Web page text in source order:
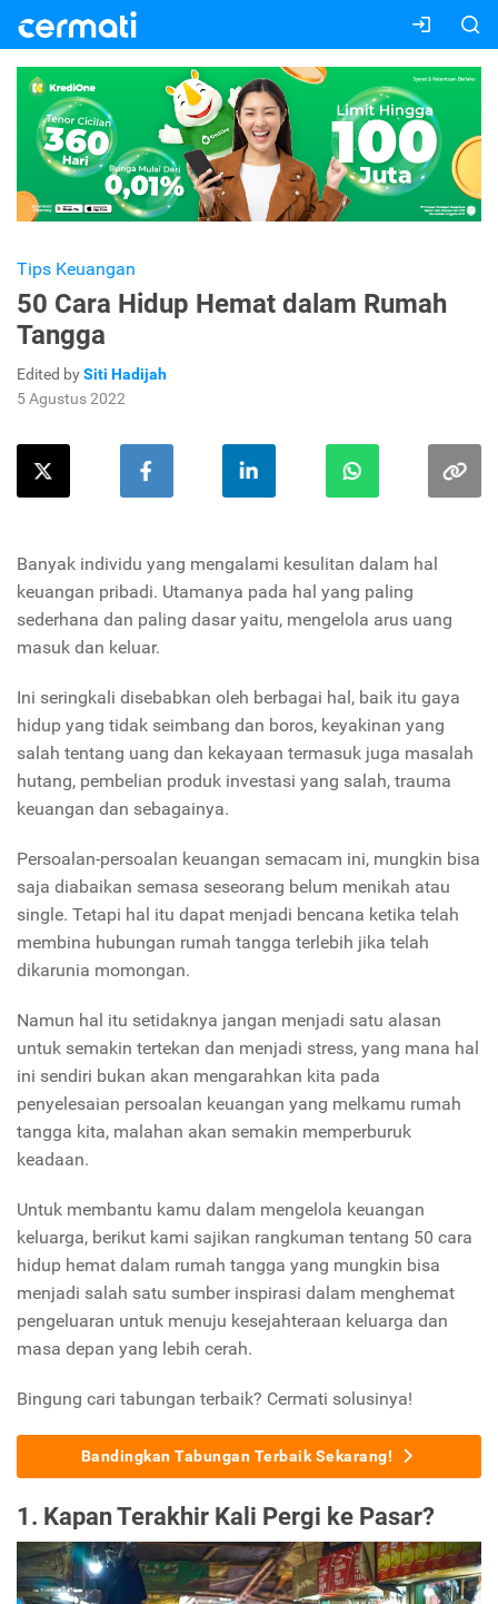
Tips Keuangan
50 Cara Hidup Hemat dalam Rumah
Tangga
Edited bySiti Hadijah
5 Agustus 2022
Banyak individu yang mengalami kesulitan dalam hal
keuangan pribadi. Utamanya pada hal yang paling
sederhana dan paling dasar yaitu, mengelola arus uang
masuk dan keluar.
Ini seringkali disebabkan oleh berbagai hal, baik itu gaya
hidup yang tidak seimbang dan boros, keyakinan yang
salah tentang uang dan kekayaan termasuk juga masalah
hutang, pembelian produk investasi yang salah, trauma
keuangan dan sebagainya.
Persoalan-persoalan keuangan semacam ini, mungkin bisa
saja diabaikan semasa seseorang belum menikah atau
single. Tetapi hal itu dapat menjadi bencana ketika telah
membina hubungan rumah tangga terlebih jika telah
dikarunia momongan.
Namun hal itu setidaknya jangan menjadi satu alasan
untuk semakin tertekan dan menjadi stress, yang mana hal
ini sendiri bukan akan mengarahkan kita pada
penyelesaian persoalan keuangan yang melkamu rumah
tangga kita, malahan akan semakin memperburuk
keadaan.
Untuk membantu kamu dalam mengelola keuangan
keluarga, berikut kami sajikan rangkuman tentang 50 cara
hidup hemat dalam rumah tangga yang mungkin bisa
menjadi salah satu sumber inspirasi dalam menghemat
pengeluaran untuk menuju kesejahteraan keluarga dan
masa depan yang lebih cerah.
Bingung cari tabungan terbaik? Cermati solusinya!
Bandingkan Tabungan Terbaik Sekarang!
1. Kapan Terakhir Kali Pergi ke Pasar?